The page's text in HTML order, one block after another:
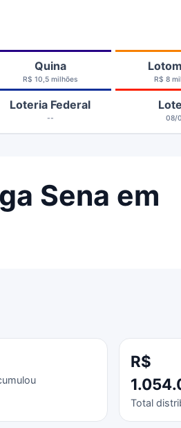
Quina
R$ 10,5 milhões R$ 8
Loteria Federal
-- 08/
Sena em
R$
Total